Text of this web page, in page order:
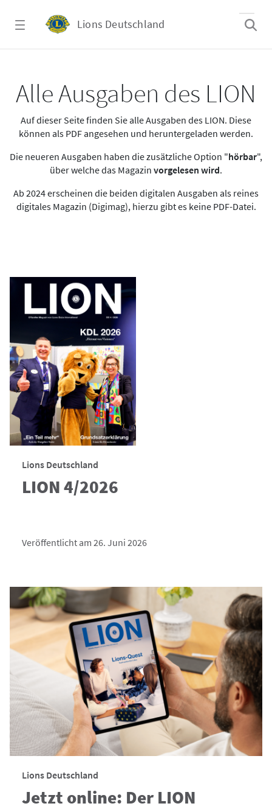
Lions Deutschland
Alle Ausgaben des LION
Auf dieser Seite finden Sie alle Ausgaben des LION. Diese
können als PDF angesehen und heruntergeladen werden.
Die neueren Ausgaben haben die zusätzliche Option "hörbar",
über welche das Magazin vorgelesen wird.
Ab 2024 erscheinen die beiden digitalen Ausgaben als reines
digitales Magazin (Digimag), hierzu gibt es keine PDF-Datei.
Lions Deutschland
LION 4/2026
Veröffentlicht am 26. Juni 2026
Lions Deutschland
Jetzt online: Der LION